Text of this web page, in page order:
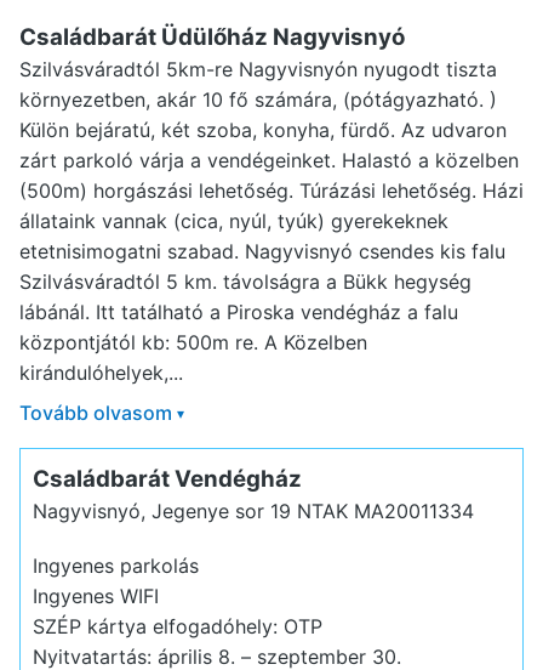
Családbarát Üdülőház Nagyvisnyó
Szilvásváradtól 5km-re Nagyvisnyón nyugodt tiszta
környezetben, akár 10 fő számára, (pótágyazható. )
Külön bejáratú, két szoba, konyha, fürdő. Az udvaron
zárt parkoló várja a vendégeinket. Halastó a közelben
(500m) horgászási lehetőség. Túrázási lehetőség. Házi
állataink vannak (cica, nyúl, tyúk) gyerekeknek
etetnisimogatni szabad. Nagyvisnyó csendes kis falu
Szilvásváradtól 5 km. távolságra a Bükk hegység
lábánál. Itt tatálható a Piroska vendégház a falu
központjától kb: 500m re. A Közelben
kirándulóhelyek,...
Tovább olvasom ▾
Családbarát Vendégház
Nagyvisnyó, Jegenye sor 19 NTAK MA20011334
Ingyenes parkolás
Ingyenes WIFI
SZÉP kártya elfogadóhely: OTP
Nyitvatartás: április 8. – szeptember 30.